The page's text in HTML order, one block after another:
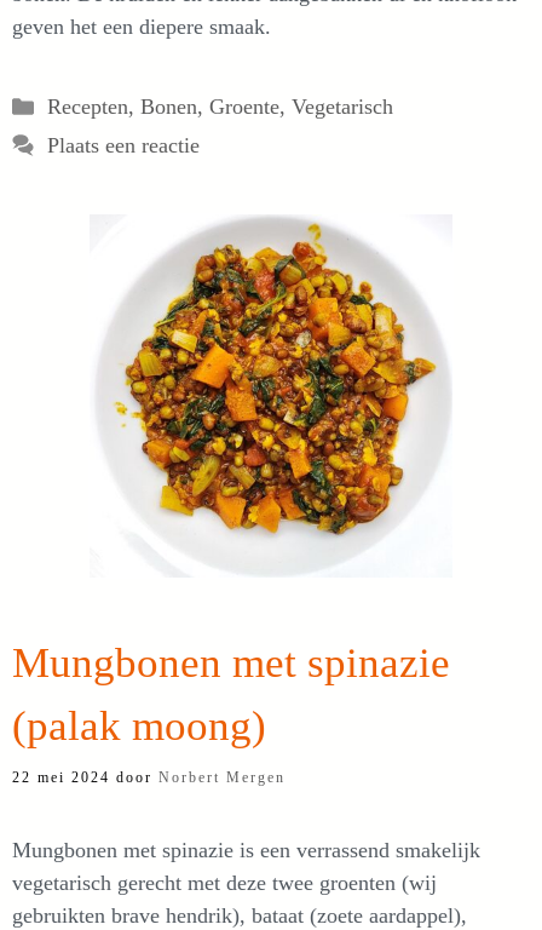
geven het een diepere smaak.
Categorieën
Recepten, Bonen, Groente, Vegetarisch
Plaats een reactie
Mungbonen met spinazie
(palak moong)
22 mei 2024 door Norbert Mergen
Mungbonen met spinazie is een verrassend smakelijk
vegetarisch gerecht met deze twee groenten (wij
gebruikten brave hendrik), bataat (zoete aardappel),